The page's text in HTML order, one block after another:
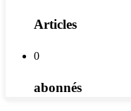
Articles
0
abonnés